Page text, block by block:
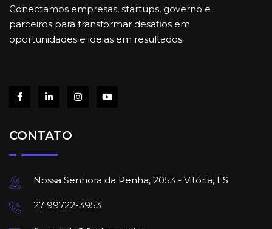
Conectamos empresas, startups, governo e
parceiros para transformar desafios em
oportunidades e ideias em resultados.
CONTATO
Nossa Senhora da Penha, 2053 - Vitória, ES
27 99722-3953